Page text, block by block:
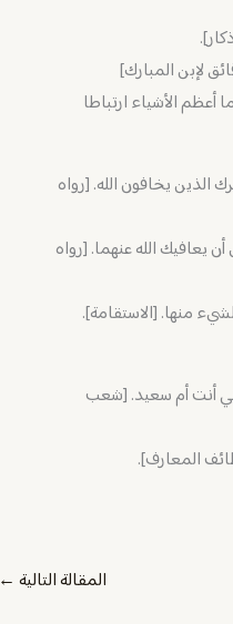
لإبن المبارك]
أعظم الأشياء ارتباطا
الذين يخافون الله. [رواه
الله عنهما. [رواه
منها. [الاستقامة].
أنت أم سعيد. [شعب
المعارف].
المقالة التالية ←